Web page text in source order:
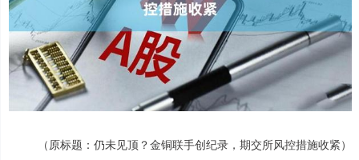
（原标题：仍未见顶？金铜联手创纪录，期交所风控措施收紧）